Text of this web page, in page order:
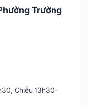
Trường
Chiều 13h30-